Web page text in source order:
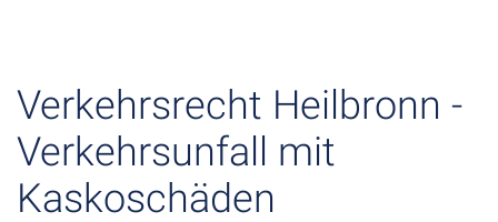
Verkehrsrecht Heilbronn -
Verkehrsunfall mit
Kaskoschäden